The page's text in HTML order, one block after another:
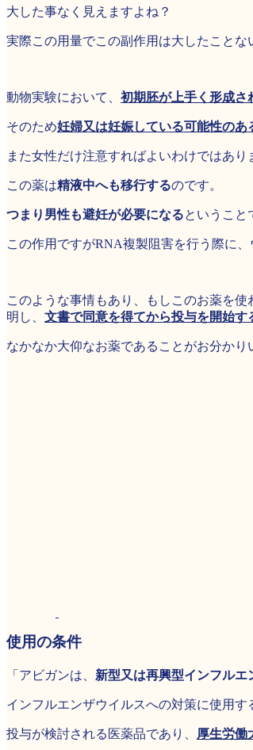
大した事なく見えますよね？
実際この用量でこの副作用は大したことな
動物実験において、 初期胚が上手く形成さ
そのため妊婦又は妊娠している可能性のあ
また女性だけ注意すればよいわけではあり
この薬は精液中へも移行するのです。
つまり男性も避妊が必要になるということ
この作用ですがRNA複製阻害を行う際に、
このような事情もあり、もしこのお薬を
明し、 文書で同意を得てから投与を開始す
なかなか大仰なお薬であることがお分かり
使用の条件
「アビガンは、 新型又は再興型インフルエ
インフルエンザウイルスへの対策に使用す
投与が検討される医薬品であり、 厚生労働